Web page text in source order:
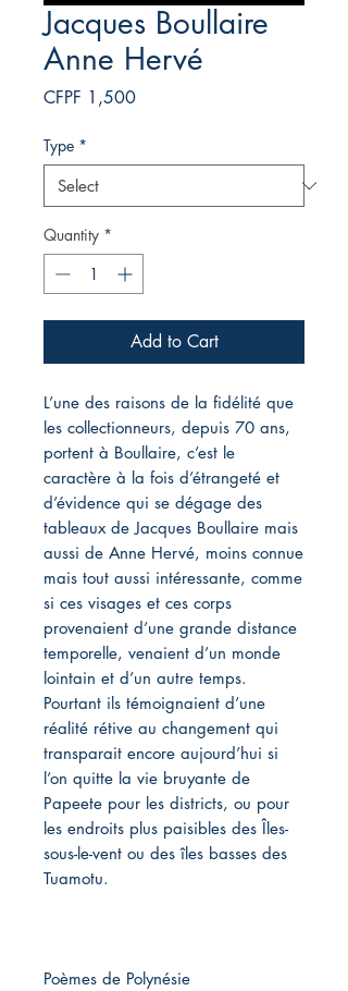
Jacques Boullaire
Anne Hervé
CFPF 1,500Price
Type *
Quantity *
Add to Cart
L’une des raisons de la fidélité que
les collectionneurs, depuis 70 ans,
portent à Boullaire, c’est le
caractère à la fois d’étrangeté et
d’évidence qui se dégage des
tableaux de Jacques Boullaire mais
aussi de Anne Hervé, moins connue
mais tout aussi intéressante, comme
si ces visages et ces corps
provenaient d’une grande distance
temporelle, venaient d’un monde
lointain et d’un autre temps.
Pourtant ils témoignaient d’une
réalité rétive au changement qui
transparait encore aujourd’hui si
l’on quitte la vie bruyante de
Papeete pour les districts, ou pour
les endroits plus paisibles des Îles-
sous-le-vent ou des îles basses des
Tuamotu.
Poèmes de Polynésie